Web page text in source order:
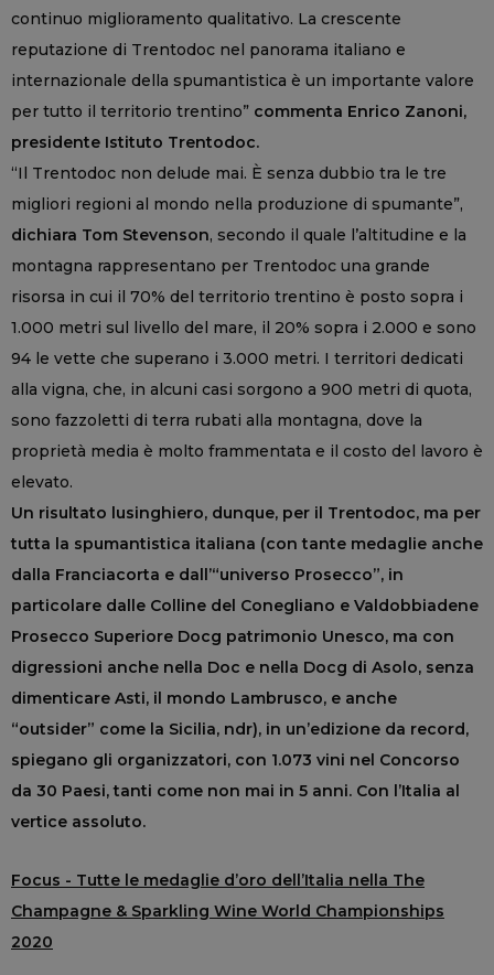
continuo miglioramento qualitativo. La crescente
reputazione di Trentodoc nel panorama italiano e
internazionale della spumantistica è un importante valore
per tutto il territorio trentino” commenta Enrico Zanoni,
presidente Istituto Trentodoc.
“Il Trentodoc non delude mai. È senza dubbio tra le tre
migliori regioni al mondo nella produzione di spumante”,
dichiara Tom Stevenson, secondo il quale l’altitudine e la
montagna rappresentano per Trentodoc una grande
risorsa in cui il 70% del territorio trentino è posto sopra i
1.000 metri sul livello del mare, il 20% sopra i 2.000 e sono
94 le vette che superano i 3.000 metri. I territori dedicati
alla vigna, che, in alcuni casi sorgono a 900 metri di quota,
sono fazzoletti di terra rubati alla montagna, dove la
proprietà media è molto frammentata e il costo del lavoro è
elevato.
Un risultato lusinghiero, dunque, per il Trentodoc, ma per
tutta la spumantistica italiana (con tante medaglie anche
dalla Franciacorta e dall’“universo Prosecco”, in
particolare dalle Colline del Conegliano e Valdobbiadene
Prosecco Superiore Docg patrimonio Unesco, ma con
digressioni anche nella Doc e nella Docg di Asolo, senza
dimenticare Asti, il mondo Lambrusco, e anche
“outsider” come la Sicilia, ndr), in un’edizione da record,
spiegano gli organizzatori, con 1.073 vini nel Concorso
da 30 Paesi, tanti come non mai in 5 anni. Con l’Italia al
vertice assoluto.
Focus - Tutte le medaglie d’oro dell’Italia nella The
Champagne & Sparkling Wine World Championships
2020